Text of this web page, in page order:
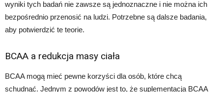
wyniki tych badań nie zawsze są jednoznaczne i nie można ich
bezpośrednio przenosić na ludzi. Potrzebne są dalsze badania,
aby potwierdzić te teorie.
BCAA a redukcja masy ciała
BCAA mogą mieć pewne korzyści dla osób, które chcą
schudnąć. Jednym z powodów jest to, że suplementacja BCAA